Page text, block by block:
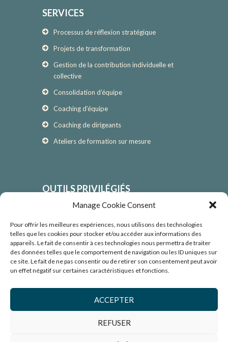
Manage Cookie Consent
Pour offrir les meilleures expériences, nous utilisons des technologies
telles que les cookies pour stocker et/ou accéder aux informations des
appareils. Le fait de consentir à ces technologies nous permettra de traiter
des données telles que le comportement de navigation ou les ID uniques sur
ce site. Le fait de ne pas consentir ou de retirer son consentement peut avoir
un effet négatif sur certaines caractéristiques et fonctions.
ACCEPTER
REFUSER
SERVICES
Processus de réflexion stratégique
Projets de transformation
Gestion de la contribution individuelle et
collective
Consolidation d’équipe
Coaching d’équipe
Coaching de dirigeants
Ateliers de formation sur mesure
OUTILS PRIVILÉGIÉS
Approche de l’enquête appréciative
Technologie des systèmes ouverts
Outils de transformation culturelle
Outils d’évaluation psychométriques et de
rétroaction 360°
Josée Blaquière, Coaching & développement